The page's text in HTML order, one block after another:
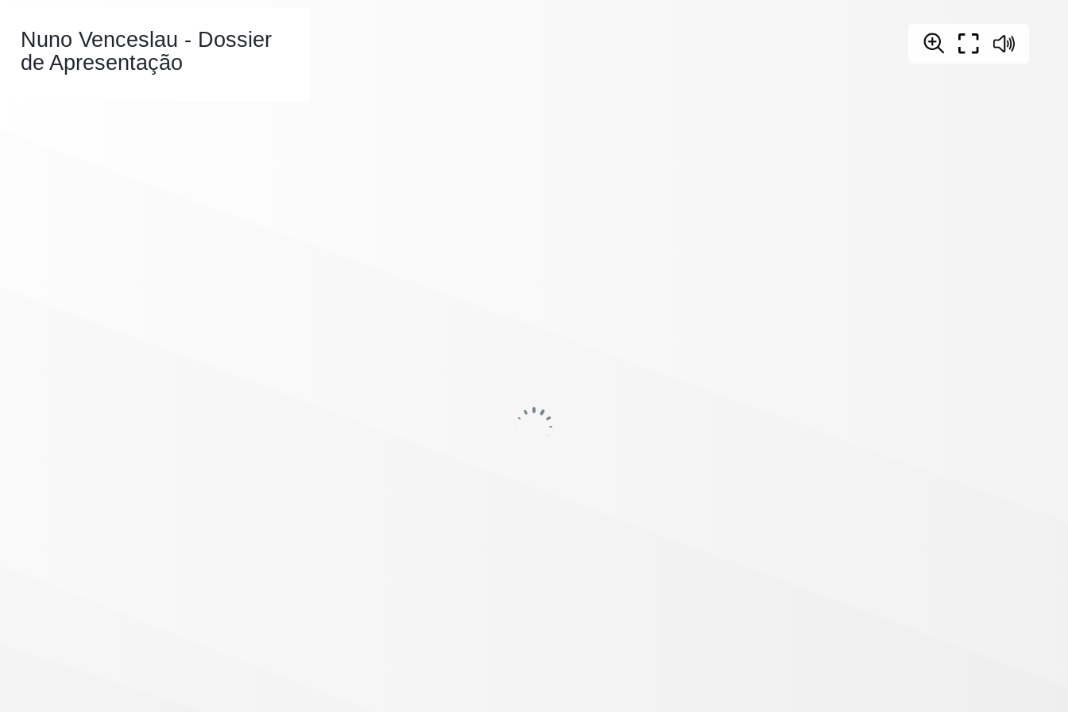
Nuno Venceslau - Dossier
de Apresentação